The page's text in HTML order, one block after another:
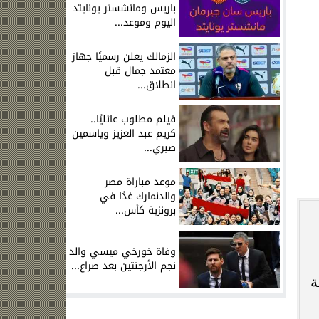
باريس ومانشستر يونايتد
اليوم وموعد...
الزمالك يعلن رسميًا جهاز
معتمد جمال قبل
انطلاق...
فيلم مطلوب عائليًا..
كريم عبد العزيز وياسمين
صبري...
موعد مباراة مصر
والدنمارك غدًا في
برونزية كأس...
وفاة خورخي ميسي والد
نجم الأرجنتين بعد صراع...